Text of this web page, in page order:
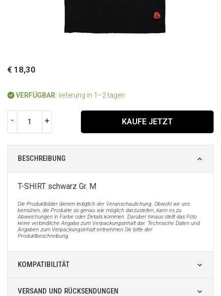
€ 18,30
VERFÜGBAR: lieferung in 1–2 tagen
- + KAUFE JETZT
BESCHREIBUNG
T-SHIRT schwarz Gr. M
Die Produktbilder dienen lediglich der Veranschaulichung. Obwohl wir uns
bemühen, die Produkte so genau wie möglich darzustellen, kann es zu
Abweichungen in Farbe oder Details kommen. Darüber hinaus stellt das Foto
keine verbindliche Angabe zum Verpackungsinhalt dar. Technische Daten und
Angaben zum Verpackungsinhalt entnehmen Sie bitte der
Produktbeschreibung.
KOMPATIBILITÄT
VERSAND UND RÜCKSENDUNGEN